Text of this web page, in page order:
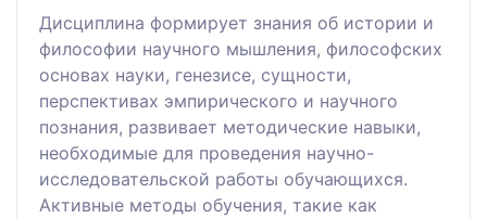
Дисциплина формирует знания об истории и
философии научного мышления, философских
основах науки, генезисе, сущности,
перспективах эмпирического и научного
познания, развивает методические навыки,
необходимые для проведения научно-
исследовательской работы обучающихся.
Активные методы обучения, такие как